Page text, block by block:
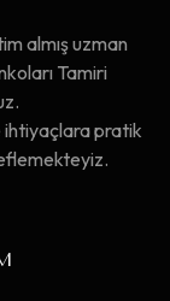
almış uzman
Tamiri
ihtiyaçlara pratik